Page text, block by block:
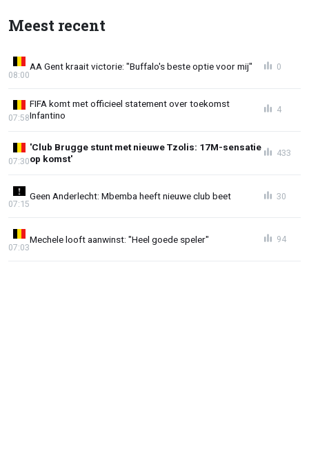
Meest recent
AA Gent kraait victorie: "Buffalo's beste optie voor mij"
08:00
0
FIFA komt met officieel statement over toekomst
Infantino
07:58
4
'Club Brugge stunt met nieuwe Tzolis: 17M-sensatie
op komst'
07:30
433
Geen Anderlecht: Mbemba heeft nieuwe club beet
07:15
30
Mechele looft aanwinst: "Heel goede speler"
07:03
94